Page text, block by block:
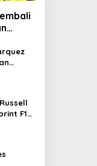
F1
Podium